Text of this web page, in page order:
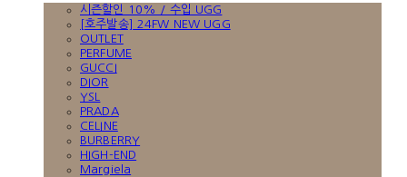
시즌할인 10% / 수입 UGG
[호주발송] 24FW NEW UGG
OUTLET
PERFUME
GUCCI
DIOR
YSL
PRADA
CELINE
BURBERRY
HIGH-END
Margiela